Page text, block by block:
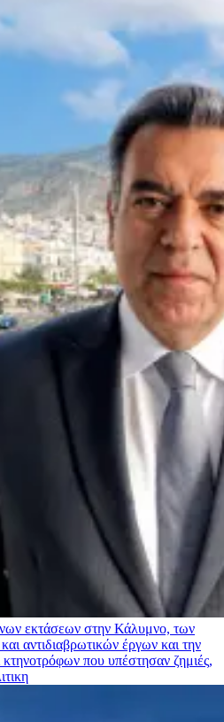
εκτάσεων στην Κάλυμνο, των
αντιδιαβρωτικών έργων και την
που υπέστησαν ζημιές,